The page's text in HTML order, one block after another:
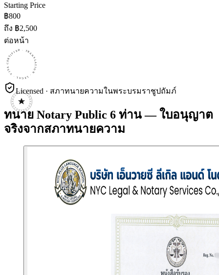
Starting Price
฿800
ถึง ฿2,500
ต่อหน้า
CERTIFIED · TRANSLATION · LEGAL · VISA · CERTIFIED · TRANSLATION · LEGAL · VISA · CERTIFIED · TRANSLATION · LEGAL · VISA ·
Licensed · สภาทนายความในพระบรมราชูปถัมภ์
ทนาย Notary Public 6 ท่าน — ใบอนุญาต
จริงจากสภาทนายความ